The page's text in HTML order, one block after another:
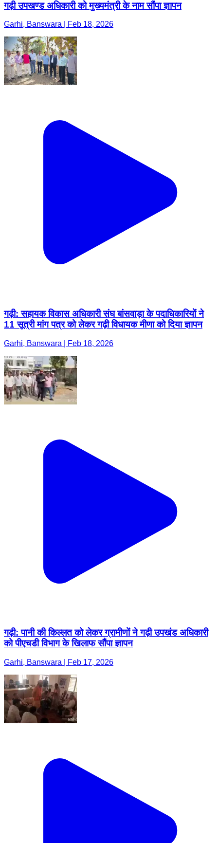
गढ़ी उपखण्ड अधिकारी को मुख्यमंत्री के नाम सौंपा ज्ञापन
Garhi, Banswara | Feb 18, 2026
गढ़ी: सहायक विकास अधिकारी संघ बांसवाड़ा के पदाधिकारियों ने
11 सूत्री मांग पत्र को लेकर गढ़ी विधायक मीणा को दिया ज्ञापन
Garhi, Banswara | Feb 18, 2026
गढ़ी: पानी की किल्लत को लेकर ग्रामीणों ने गढ़ी उपखंड अधिकारी
को पीएचडी विभाग के खिलाफ सौंपा ज्ञापन
Garhi, Banswara | Feb 17, 2026